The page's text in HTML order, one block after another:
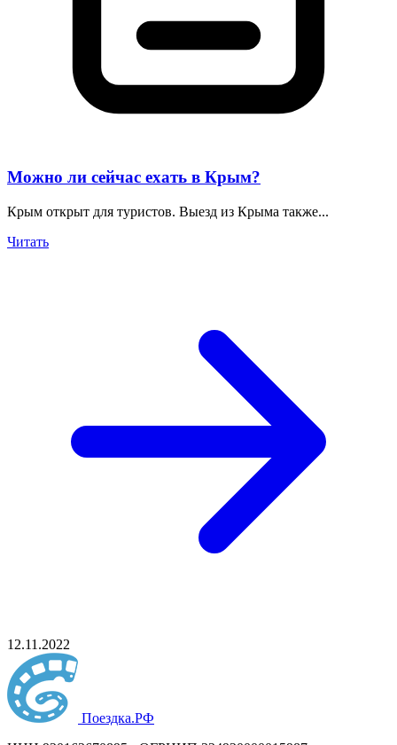
Можно ли сейчас ехать в Крым?
Крым открыт для туристов. Выезд из Крыма также...
Читать
12.11.2022
Поездка.РФ